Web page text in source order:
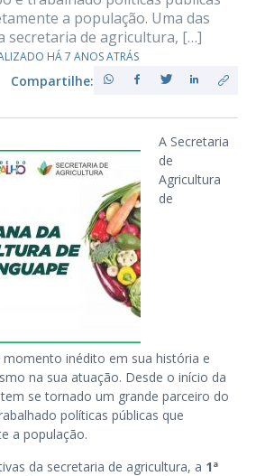
a população. Uma das
secretaria de agricultura, […]
HÁ 7 ANOS ATRÁS
Compartilhe:
A Secretaria
de
Agricultura
de
inédito em sua história e
na sua atuação. Desde o início da
se tornado um grande parceiro do
políticas públicas que
a população.
da secretaria de agricultura, a 1ª